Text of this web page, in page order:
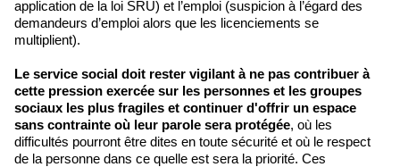
application de la loi SRU) et l’emploi (suspicion à l’égard des
demandeurs d’emploi alors que les licenciements se
multiplient).
Le service social doit rester vigilant à ne pas contribuer à
cette pression exercée sur les personnes et les groupes
sociaux les plus fragiles et continuer d'offrir un espace
sans contrainte où leur parole sera protégée, où les
difficultés pourront être dites en toute sécurité et où le respect
de la personne dans ce quelle est sera la priorité. Ces